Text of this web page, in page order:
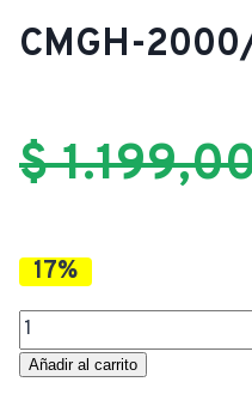
CMGH-
$
17%
Auricular
Gamer
Añadir al carrito